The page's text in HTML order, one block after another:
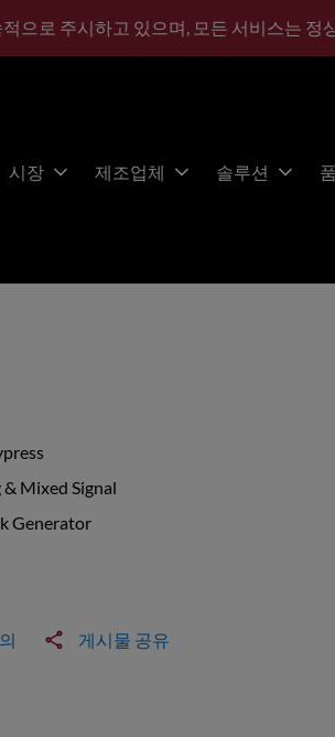
으로 주시하고 있으며, 모든 서비스는 정
시장 제조업체 솔루션
Mixed Signal
Generator
게시물 공유